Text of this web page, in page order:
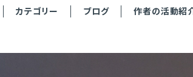
カテゴリー ブログ 作者の活動紹